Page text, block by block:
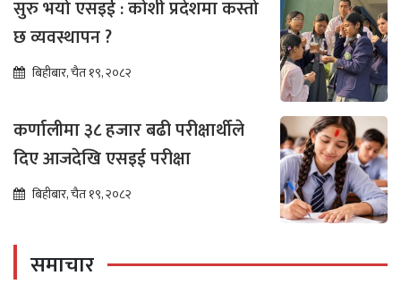
सुरु भयो एसइई : कोशी प्रदेशमा कस्तो
छ व्यवस्थापन ?
बिहीबार, चैत १९, २०८२
कर्णालीमा ३८ हजार बढी परीक्षार्थीले
दिए आजदेखि एसइई परीक्षा
बिहीबार, चैत १९, २०८२
समाचार